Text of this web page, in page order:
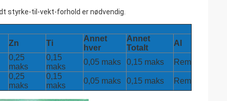
styrke-til-vekt-forhold er nødvendig.
Zn Ti
Annet
hver
Annet
Totalt
Al
0,25
maks
0,15
maks
0,05 maks 0,15 maks
Rem
0,25
maks
0,15
maks
0,05 maks 0,15 maks Rem